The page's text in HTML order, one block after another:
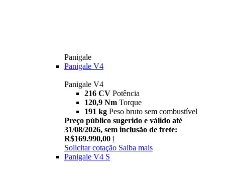
Panigale
Panigale V4
Panigale V4
216 CV Potência
120,9 Nm Torque
191 kg Peso bruto sem combustível
Preço público sugerido e válido até
31/08/2026, sem inclusão de frete:
R$169.990,00 i
Solicitar cotação Saiba mais
Panigale V4 S